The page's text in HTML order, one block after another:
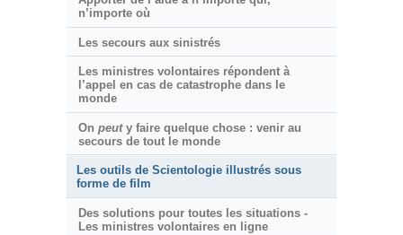
n’importe où
Les secours aux sinistrés
Les ministres volontaires répondent à
l’appel en cas de catastrophe dans le
monde
On peuty faire quelque chose : venir au
secours de tout le monde
Les outils de Scientologie illustrés sous
forme de film
Des solutions pour toutes les situations -
Les ministres volontaires en ligne